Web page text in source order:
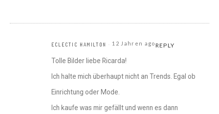
ECLECTIC HAMILTON 12 Jahren agoREPLY
Tolle Bilder liebe Ricarda!
Ich halte mich überhaupt nicht an Trends. Egal ob
Einrichtung oder Mode.
Ich kaufe was mir gefällt und wenn es dann